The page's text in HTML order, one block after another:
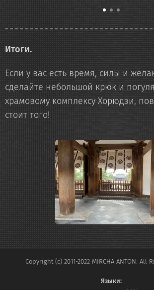
Итоги.
Если у вас есть время, силы и
сделайте небольшой крюк и
храмовому комплексу Хорюдзи,
стоит того!
Copyright (c) 2011-2022 MIRCHA ANTON. All
Языки